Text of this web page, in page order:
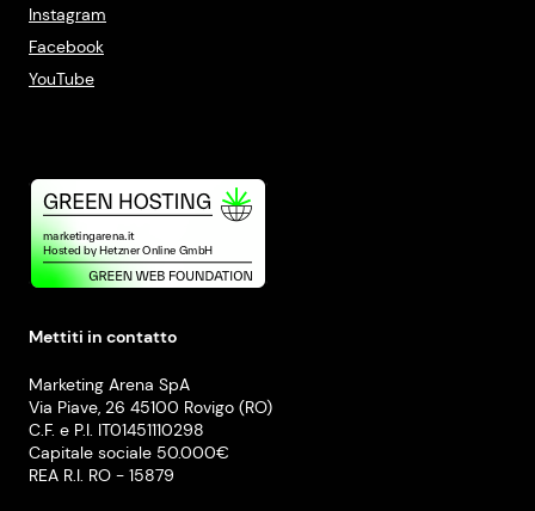
Instagram
Facebook
YouTube
Mettiti in contatto
Marketing Arena SpA
Via Piave, 26 45100 Rovigo (RO)
C.F. e P.I. IT01451110298
Capitale sociale 50.000€
REA R.I. RO - 15879